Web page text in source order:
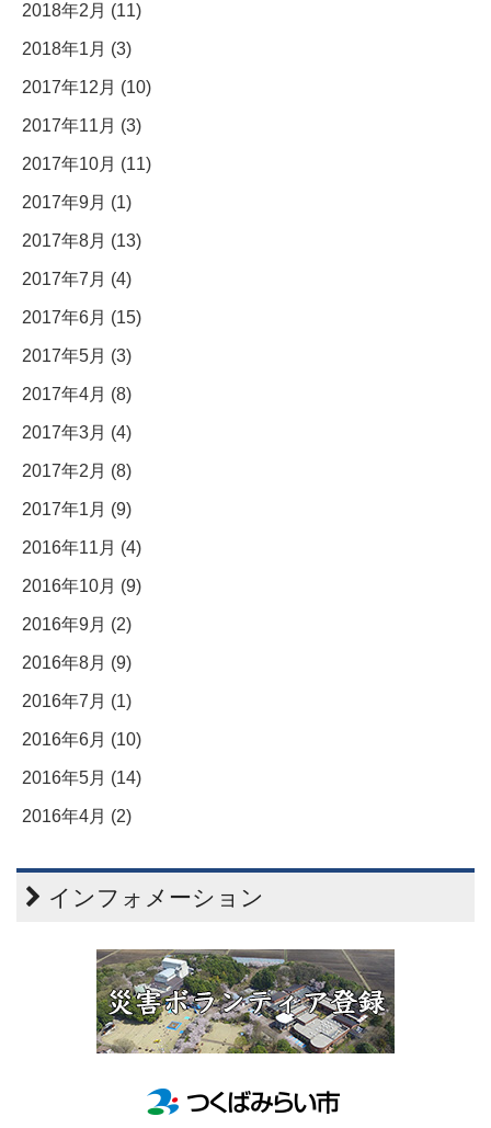
2018年2月 (11)
2018年1月 (3)
2017年12月 (10)
2017年11月 (3)
2017年10月 (11)
2017年9月 (1)
2017年8月 (13)
2017年7月 (4)
2017年6月 (15)
2017年5月 (3)
2017年4月 (8)
2017年3月 (4)
2017年2月 (8)
2017年1月 (9)
2016年11月 (4)
2016年10月 (9)
2016年9月 (2)
2016年8月 (9)
2016年7月 (1)
2016年6月 (10)
2016年5月 (14)
2016年4月 (2)
インフォメーション